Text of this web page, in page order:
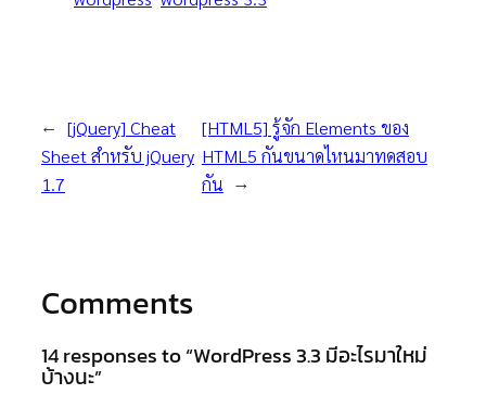
← [jQuery] Cheat
Sheet สำหรับ jQuery
1.7
[HTML5] รู้จัก Elements ของ
HTML5 กันขนาดไหนมาทดสอบ
กัน →
Comments
14 responses to “WordPress 3.3 มีอะไรมาใหม่
บ้างนะ”